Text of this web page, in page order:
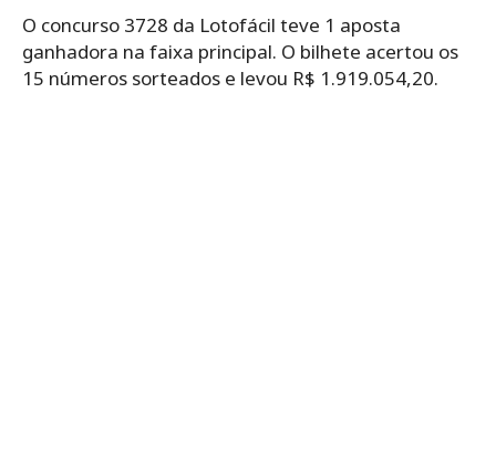
O concurso 3728 da Lotofácil teve 1 aposta
ganhadora na faixa principal. O bilhete acertou os
15 números sorteados e levou R$ 1.919.054,20.